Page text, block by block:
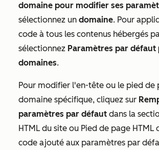
domaine pour modifier ses
sélectionnez un domaine. Pour
code à tous les contenus hébergés
sélectionnez Paramètres par
domaines.
Pour modifier l'en-tête ou le pied de
domaine spécifique, cliquez sur
paramètres par défaut dans la
HTML du site ou Pied de page HTML
code ajouté aux paramètres par